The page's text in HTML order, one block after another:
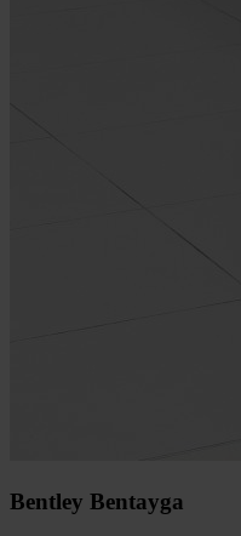
Bentley Bentayga